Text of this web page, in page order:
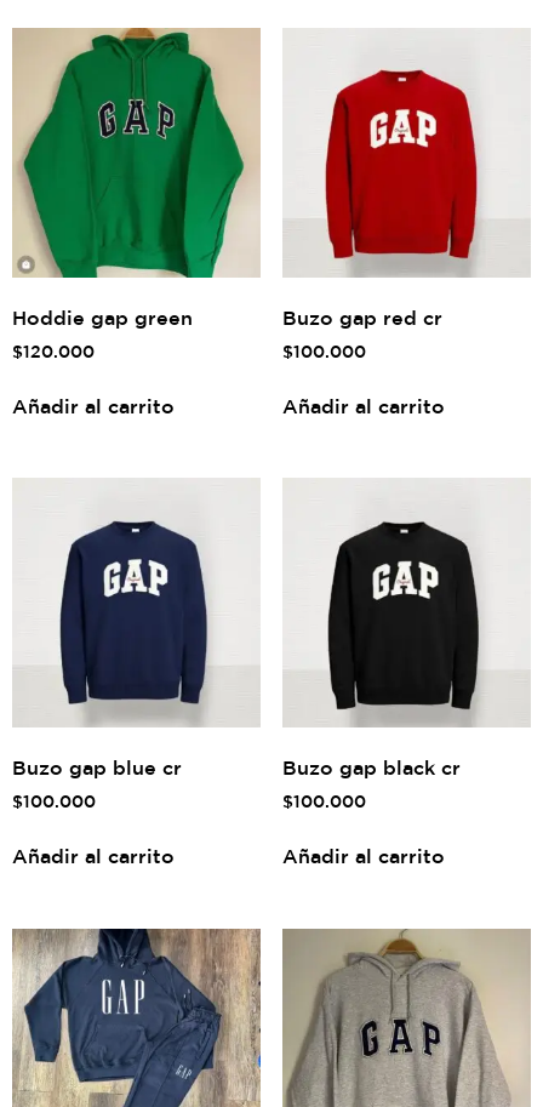
Hoddie gap green
$120.000
Añadir al carrito
Buzo gap red cr
$100.000
Añadir al carrito
Buzo gap blue cr
$100.000
Añadir al carrito
Buzo gap black cr
$100.000
Añadir al carrito